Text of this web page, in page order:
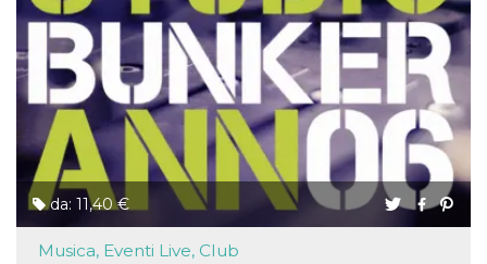
da: 11,40 €
Musica, Eventi Live, Club